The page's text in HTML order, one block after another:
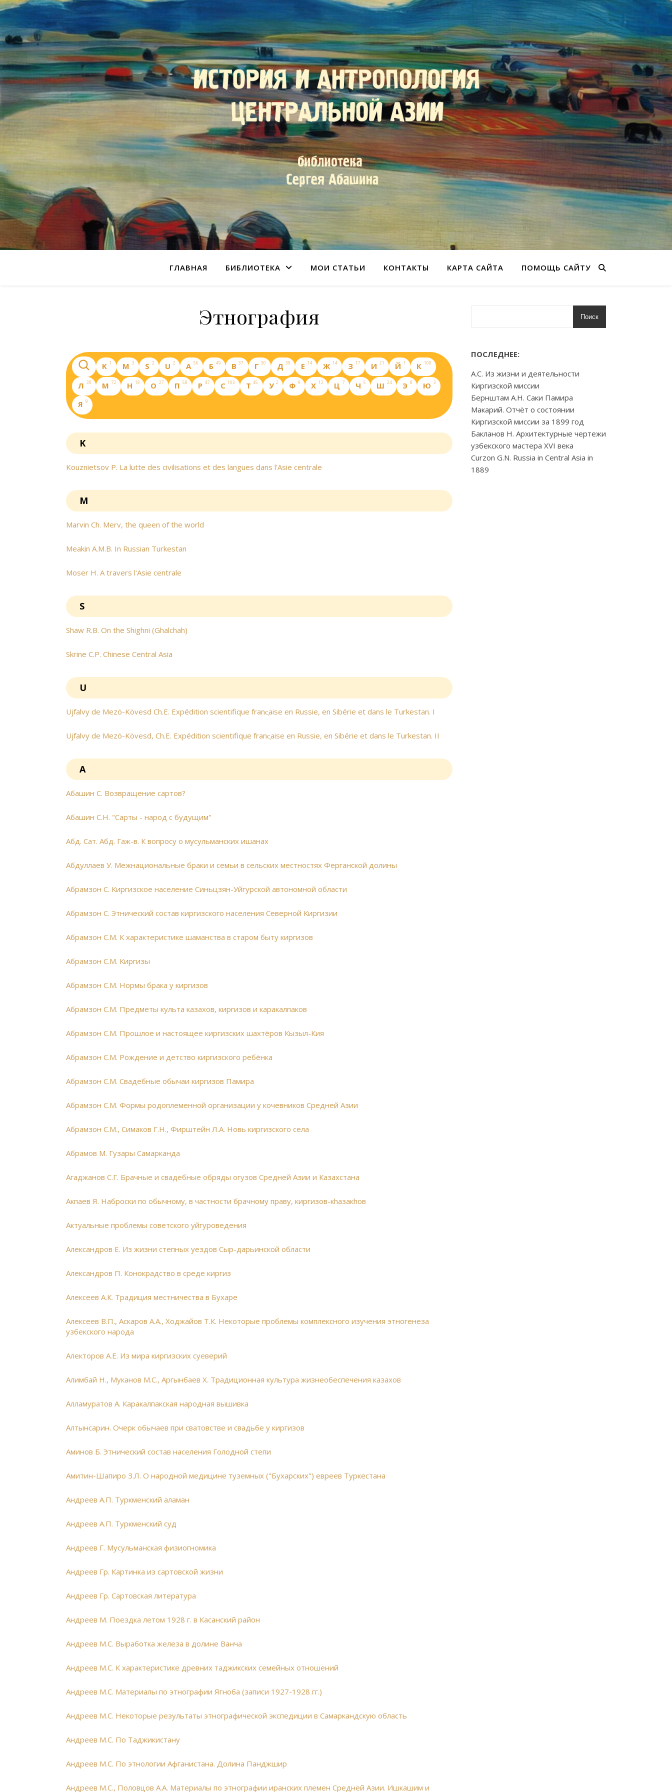
ГЛАВНАЯ БИБЛИОТЕКА МОИ СТАТЬИ КОНТАКТЫ КАРТА САЙТА ПОМОЩЬ САЙТУ
Этнография
K 1 M 3 S 2 U 2 А 56 Б 49 В 37 Г 30 Д 39 Е 14 Ж 14 З 17 И 21 Й 1 К 100
Л 30 М 72 Н 18 О 27 П 58 Р 47 С 103 Т 45 У 2 Ф 9 Х 12 Ц 7 Ч 5 Ш 24 Э 8 Ю 3
Я 9
K
Kouznietsov P. La lutte des civilisations et des langues dans l'Asie centrale
M
Marvin Ch. Merv, the queen of the world
Meakin A.M.B. In Russian Turkestan
Moser H. A travers l'Asie centrale
S
Shaw R.B. On the Shighni (Ghalchah)
Skrine C.P. Chinese Central Asia
U
Ujfalvy de Mezö-Kövesd Ch.E. Expédition scientifique franc̜aise en Russie, en Sibérie et dans le Turkestan. I
Ujfalvy de Mezö-Kövesd, Ch.E. Expédition scientifique franc̜aise en Russie, en Sibérie et dans le Turkestan. II
А
Абашин С. Возвращение сартов?
Абашин С.Н. "Сарты - народ с будущим"
Абд. Сат. Абд. Гаж-в. К вопросу о мусульманских ишанах
Абдуллаев У. Межнациональные браки и семьи в сельских местностях Ферганской долины
Абрамзон С. Киргизское население Синьцзян-Уйгурской автономной области
Абрамзон С. Этнический состав киргизского населения Северной Киргизии
Абрамзон С.М. К характеристике шаманства в старом быту киргизов
Абрамзон С.М. Киргизы
Абрамзон С.М. Нормы брака у киргизов
Абрамзон С.М. Предметы культа казахов, киргизов и каракалпаков
Абрамзон С.М. Прошлое и настоящее киргизских шахтёров Кызыл-Кия
Абрамзон С.М. Рождение и детство киргизского ребёнка
Абрамзон С.М. Свадебные обычаи киргизов Памира
Абрамзон С.М. Формы родоплеменной организации у кочевников Средней Азии
Абрамзон С.М., Симаков Г.Н., Фирштейн Л.А. Новь киргизского села
Абрамов М. Гузары Самарканда
Агаджанов С.Г. Брачные и свадебные обряды огузов Средней Азии и Казахстана
Акпаев Я. Наброски по обычному, в частности брачному праву, киргизов-кhазакhов
Актуальные проблемы советского уйгуроведения
Александров Е. Из жизни степных уездов Сыр-дарьинской области
Александров П. Конокрадство в среде киргиз
Алексеев А.К. Традиция местничества в Бухаре
Алексеев В.П., Аскаров А.А., Ходжайов Т.К. Некоторые проблемы комплексного изучения этногенеза
узбекского народа
Алекторов А.Е. Из мира киргизских суеверий
Алимбай Н., Муканов М.С., Аргынбаев Х. Традиционная культура жизнеобеспечения казахов
Алламуратов А. Каракалпакская народная вышивка
Алтынсарин. Очерк обычаев при сватовстве и свадьбе у киргизов
Аминов Б. Этнический состав населения Голодной степи
Амитин-Шапиро З.Л. О народной медицине туземных ("Бухарских") евреев Туркестана
Андреев А.П. Туркменский аламан
Андреев А.П. Туркменский суд
Андреев Г. Мусульманская физиогномика
Андреев Гр. Картинка из сартовской жизни
Андреев Гр. Сартовская литература
Андреев М. Поездка летом 1928 г. в Касанский район
Андреев М.С. Выработка железа в долине Ванча
Андреев М.С. К характеристике древних таджикских семейных отношений
Андреев М.С. Материалы по этнографии Ягноба (записи 1927-1928 гг.)
Андреев М.С. Некоторые результаты этнографической экспедиции в Самаркандскую область
Андреев М.С. По Таджикистану
Андреев М.С. По этнологии Афганистана. Долина Панджшир
Андреев М.С., Половцов А.А. Материалы по этнографии иранских племен Средней Азии. Ишкашим и
Поиск
ПОСЛЕДНЕЕ:
А.С. Из жизни и деятельности
Киргизской миссии
Бернштам А.Н. Саки Памира
Макарий. Отчёт о состоянии
Киргизской миссии за 1899 год
Бакланов Н. Архитектурные чертежи
узбекского мастера XVI века
Curzon G.N. Russia in Central Asia in
1889